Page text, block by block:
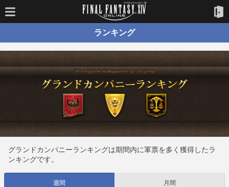
ランキング
グランドカンパニーランキングは期間内に軍票を多く獲得したラ
ンキングです。
週間 月間